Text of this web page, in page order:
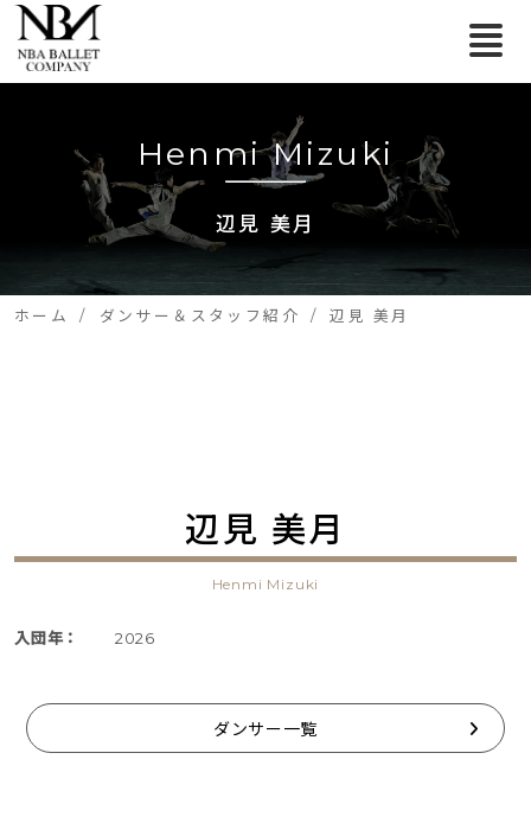
Henmi Mizuki
辺見 美月
ホーム ダンサー＆スタッフ紹介 辺見 美月
辺見 美月
Henmi Mizuki
入団年： 2026
ダンサー一覧